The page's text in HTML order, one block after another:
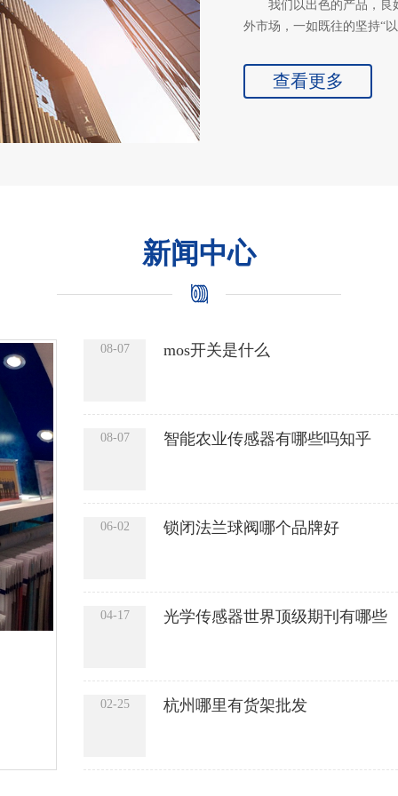
我们以出色的产品，良
外市场，一如既往的坚持“
查看更多
新闻中心
08-07 mos开关是什么
08-07 智能农业传感器有哪些吗知乎
06-02 锁闭法兰球阀哪个品牌好
04-17 光学传感器世界顶级期刊有哪些
02-25 杭州哪里有货架批发